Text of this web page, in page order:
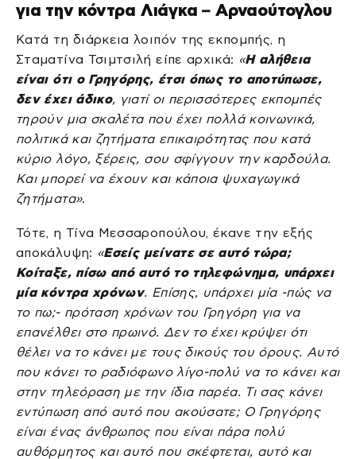
για την κόντρα Λιάγκα – Αρναούτογλου
Κατά τη διάρκεια λοιπόν της εκπομπής, η
Σταματίνα Τσιμτσιλή είπε αρχικά: «Η αλήθεια
είναι ότι ο Γρηγόρης, έτσι όπως το αποτύπωσε,
δεν έχει άδικο, γιατί οι περισσότερες εκπομπές
τηρούν μια σκαλέτα που έχει πολλά κοινωνικά,
πολιτικά και ζητήματα επικαιρότητας που κατά
κύριο λόγο, ξέρεις, σου σφίγγουν την καρδούλα.
Και μπορεί να έχουν και κάποια ψυχαγωγικά
ζητήματα».
Τότε, η Τίνα Μεσσαροπούλου, έκανε την εξής
αποκάλυψη: «Εσείς μείνατε σε αυτό τώρα;
Κοίταξε, πίσω από αυτό το τηλεφώνημα, υπάρχει
μία κόντρα χρόνων. Επίσης, υπάρχει μία -πώς να
το πω;- πρόταση χρόνων του Γρηγόρη για να
επανέλθει στο πρωινό. Δεν το έχει κρύψει ότι
θέλει να το κάνει με τους δικούς του όρους. Αυτό
που κάνει το ραδιόφωνο λίγο-πολύ να το κάνει και
στην τηλεόραση με την ίδια παρέα. Τι σας κάνει
εντύπωση από αυτό που ακούσατε; Ο Γρηγόρης
είναι ένας άνθρωπος που είναι πάρα πολύ
αυθόρμητος και αυτό που σκέφτεται, αυτό και